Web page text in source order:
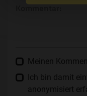
Meinen
Ich bin damit
anonymisiert